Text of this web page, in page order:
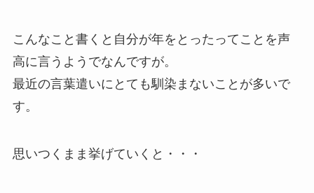
こんなこと書くと自分が年をとったってことを声
高に言うようでなんですが。
最近の言葉遣いにとても馴染まないことが多いで
す。
思いつくまま挙げていくと・・・